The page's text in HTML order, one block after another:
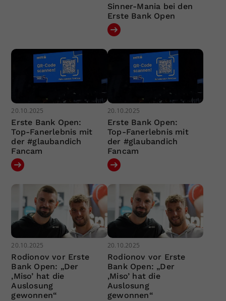
Sinner-Mania bei den
Erste Bank Open
20.10.2025
Erste Bank Open:
Top-Fanerlebnis mit
der #glaubandich
Fancam
20.10.2025
Erste Bank Open:
Top-Fanerlebnis mit
der #glaubandich
Fancam
20.10.2025
Rodionov vor Erste
Bank Open: „Der
‚Miso’ hat die
Auslosung
gewonnen“
20.10.2025
Rodionov vor Erste
Bank Open: „Der
‚Miso’ hat die
Auslosung
gewonnen“